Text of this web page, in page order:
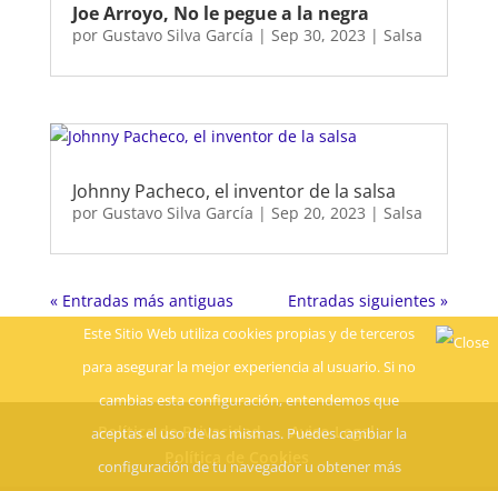
Joe Arroyo, No le pegue a la negra
por Gustavo Silva García | Sep 30, 2023 | Salsa
Johnny Pacheco, el inventor de la salsa
por Gustavo Silva García | Sep 20, 2023 | Salsa
« Entradas más antiguas Entradas siguientes »
Política de Privacidad
Aviso Legal
Política de Cookies
Este Sitio Web utiliza cookies propias y de terceros
para asegurar la mejor experiencia al usuario. Si no
cambias esta configuración, entendemos que
aceptas el uso de las mismas. Puedes cambiar la
configuración de tu navegador u obtener más